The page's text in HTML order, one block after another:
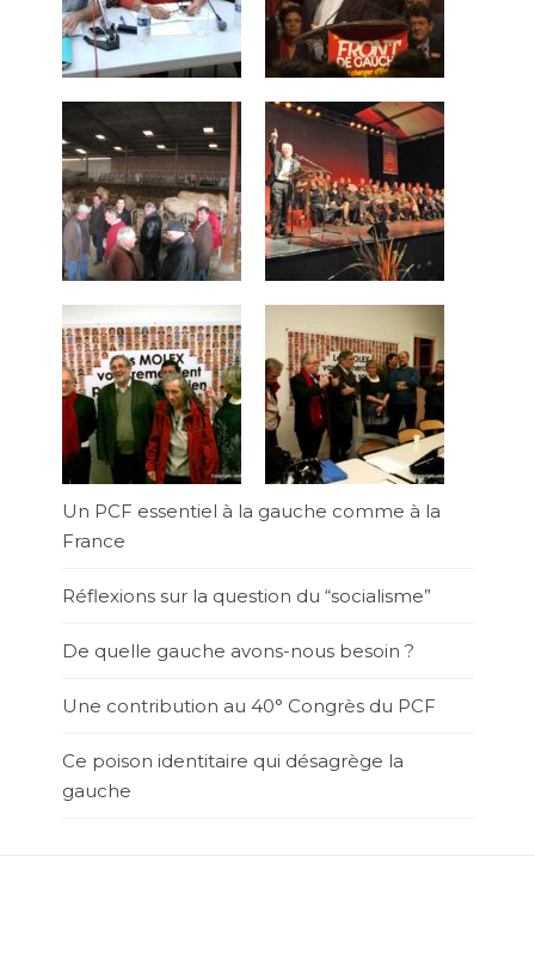
Un PCF essentiel à la gauche comme à la
France
Réflexions sur la question du “socialisme”
De quelle gauche avons-nous besoin ?
Une contribution au 40° Congrès du PCF
Ce poison identitaire qui désagrège la
gauche